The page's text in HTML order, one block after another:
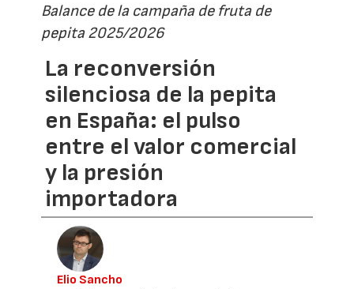
Balance de la campaña de fruta de
pepita 2025/2026
La reconversión
silenciosa de la pepita
en España: el pulso
entre el valor comercial
y la presión
importadora
Elio Sancho